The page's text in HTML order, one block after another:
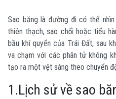
Sao băng là đường đi có thể
thiên thạch, sao chổi hoặc tiểu
bầu khí quyển của Trái Đất, sau
va chạm với các phân tử không
tạo ra một vệt sáng theo chuyển
1.Lịch sử về sao